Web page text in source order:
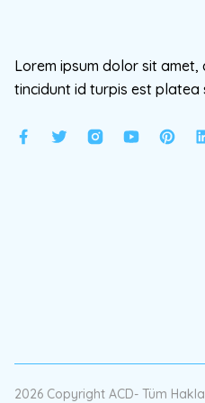
Lorem ipsum dolor sit
tincidunt id turpis est platea
2026 Copyright ACD- Tüm